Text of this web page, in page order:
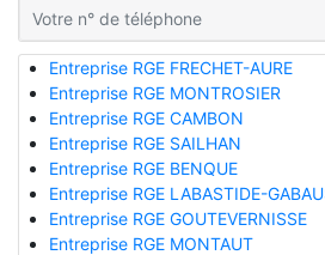
Entreprise RGE FRECHET-AURE
Entreprise RGE MONTROSIER
Entreprise RGE CAMBON
Entreprise RGE SAILHAN
Entreprise RGE BENQUE
Entreprise RGE LABASTIDE-
Entreprise RGE GOUTEVERNISSE
Entreprise RGE MONTAUT